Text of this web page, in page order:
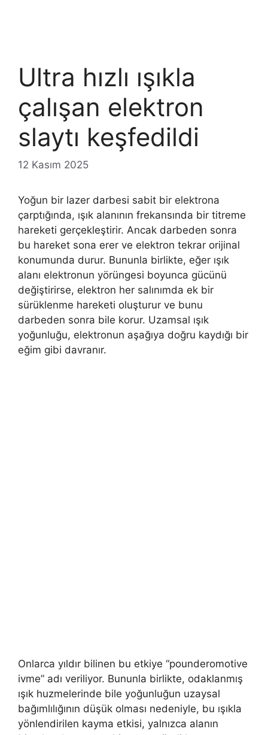
Ultra hızlı ışıkla
çalışan elektron
slaytı keşfedildi
12 Kasım 2025
Yoğun bir lazer darbesi sabit bir elektrona
çarptığında, ışık alanının frekansında bir titreme
hareketi gerçekleştirir. Ancak darbeden sonra
bu hareket sona erer ve elektron tekrar orijinal
konumunda durur. Bununla birlikte, eğer ışık
alanı elektronun yörüngesi boyunca gücünü
değiştirirse, elektron her salınımda ek bir
sürüklenme hareketi oluşturur ve bunu
darbeden sonra bile korur. Uzamsal ışık
yoğunluğu, elektronun aşağıya doğru kaydığı bir
eğim gibi davranır.
Onlarca yıldır bilinen bu etkiye “pounderomotive
ivme” adı veriliyor. Bununla birlikte, odaklanmış
ışık huzmelerinde bile yoğunluğun uzaysal
bağımlılığının düşük olması nedeniyle, bu ışıkla
yönlendirilen kayma etkisi, yalnızca alanın